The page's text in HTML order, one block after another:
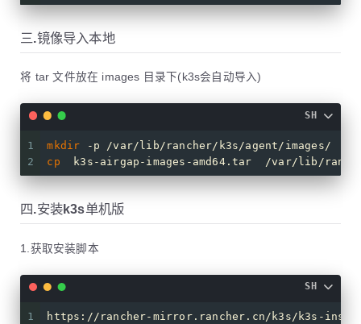
三.镜像导入本地
将 tar 文件放在 images 目录下(k3s会自动导入)
SH
1
2
mkdir -p /var/lib/rancher/k3s/agent/images/
cp
k3s-airgap-images-amd64.tar  /var/lib/
四.安装k3s单机版
1.获取安装脚本
SH
1 https://rancher-mirror.rancher.cn/k3s/k3s-